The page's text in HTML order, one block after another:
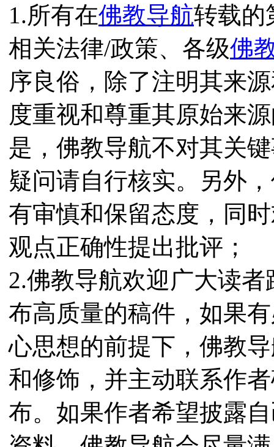
1.所有在佛教导航转载的
相关法律/政策、各级佛
序良俗，除了注明其来
度重视和尊重其原始来
是，佛教导航不对其关
疑问请自行核实。另外
有审慎和保留态度，同
观点正确性提出批评；
2.佛教导航欢迎广大读
布高质量的稿件，如果
心思想的前提下，佛教
和修饰，并主动联系作
布。如果作者希望披露